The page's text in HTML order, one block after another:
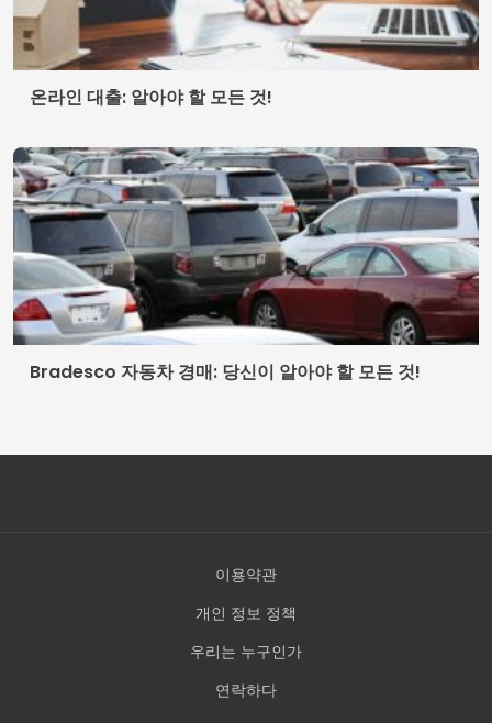
온라인 대출: 알아야 할 모든 것!
Bradesco 자동차 경매: 당신이 알아야 할 모든 것!
이용약관
개인 정보 정책
우리는 누구인가
연락하다